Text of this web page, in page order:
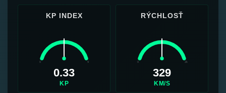
KP INDEX
0 9
0.33
KP
RÝCHLOSŤ
0 2k
329
KM/S